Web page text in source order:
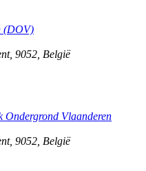
(DOV)
, 9052 België
Ondergrond Vlaanderen
, 9052 België